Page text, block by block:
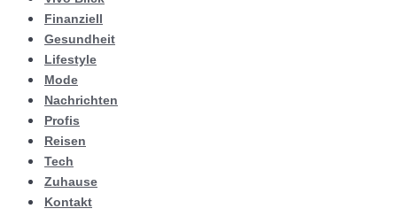
Finanziell
Gesundheit
Lifestyle
Mode
Nachrichten
Profis
Reisen
Tech
Zuhause
Kontakt